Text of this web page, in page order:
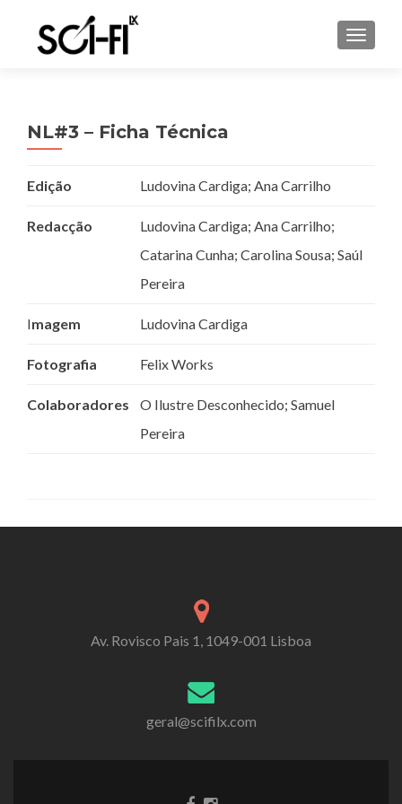
NL#3 – Ficha Técnica
Edição Ludovina Cardiga; Ana Carrilho
Redacção
Ludovina Cardiga; Ana Carrilho;
Catarina Cunha; Carolina Sousa; Saúl
Pereira
Imagem Ludovina Cardiga
Fotografia Felix Works
Colaboradores
O Ilustre Desconhecido; Samuel
Pereira
Av. Rovisco Pais 1, 1049-001 Lisboa
geral@scifilx.com